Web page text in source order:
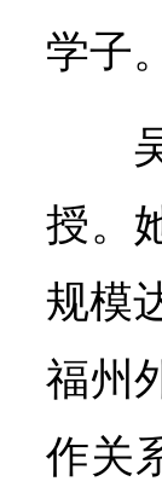
学子。
授。
规模
福州
作关